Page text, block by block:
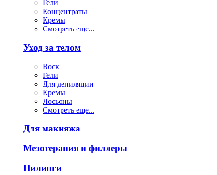
Гели
Концентраты
Кремы
Смотреть еще...
Уход за телом
Воск
Гели
Для депиляции
Кремы
Лосьоны
Смотреть еще...
Для макияжа
Мезотерапия и филлеры
Пилинги